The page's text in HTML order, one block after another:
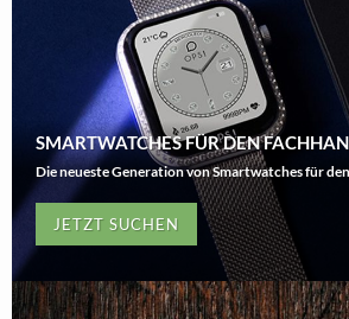
SMARTWATCHES FÜR DEN
Die neueste Generation von Smartwatches für
JETZT SUCHEN